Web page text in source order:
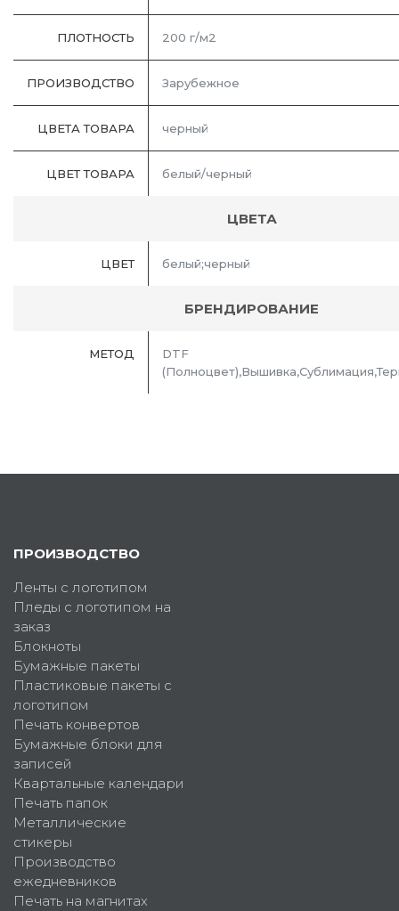
ПЛОТНОСТЬ 200 г/м2
ПРОИЗВОДСТВО Зарубежное
ЦВЕТА ТОВАРА черный
ЦВЕТ ТОВАРА белый/черный
ЦВЕТА
ЦВЕТ белый;черный
БРЕНДИРОВАНИЕ
МЕТОД
DTF
ПРОИЗВОДСТВО
Ленты с логотипом
Пледы с логотипом на
заказ
Блокноты
Бумажные пакеты
Пластиковые пакеты с
логотипом
Печать конвертов
Бумажные блоки для
записей
Квартальные календари
Печать папок
Металлические
стикеры
Производство
ежедневников
Печать на магнитах